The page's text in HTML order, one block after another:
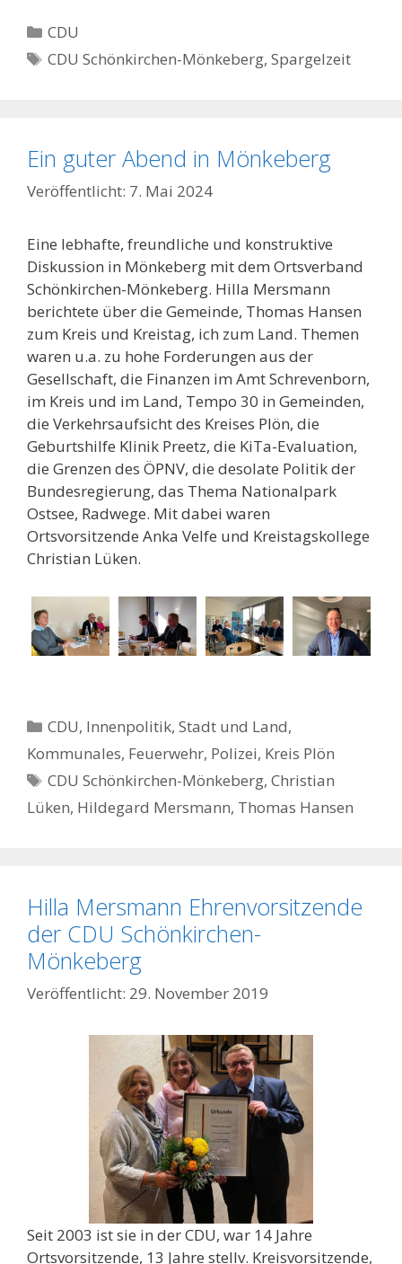
Kategorien
CDU
Schlagwörter
CDU Schönkirchen-Mönkeberg,Spargelzeit
Ein guter Abend in Mönkeberg
7. Mai 2024
Eine lebhafte, freundliche und konstruktive
Diskussion in Mönkeberg mit dem Ortsverband
Schönkirchen-Mönkeberg. Hilla Mersmann
berichtete über die Gemeinde, Thomas Hansen
zum Kreis und Kreistag, ich zum Land. Themen
waren u.a. zu hohe Forderungen aus der
Gesellschaft, die Finanzen im Amt Schrevenborn,
im Kreis und im Land, Tempo 30 in Gemeinden,
die Verkehrsaufsicht des Kreises Plön, die
Geburtshilfe Klinik Preetz, die KiTa-Evaluation,
die Grenzen des ÖPNV, die desolate Politik der
Bundesregierung, das Thema Nationalpark
Ostsee, Radwege. Mit dabei waren
Ortsvorsitzende Anka Velfe und Kreistagskollege
Christian Lüken.
Kategorien
CDU, Innenpolitik, Stadt und Land,
Kommunales, Feuerwehr, Polizei, Kreis Plön
Schlagwörter
CDU Schönkirchen-Mönkeberg,Christian
Lüken, Hildegard Mersmann, Thomas Hansen
Hilla Mersmann Ehrenvorsitzende
der CDU Schönkirchen-
Mönkeberg
29. November 2019
Seit 2003 ist sie in der CDU, war 14 Jahre
Ortsvorsitzende, 13 Jahre stellv. Kreisvorsitzende,